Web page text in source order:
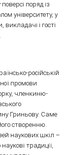
поряд із
університету, у
і гості
російській
промови
членкиню-
Гриньову. Саме
створенню.
наукових шкіл –
традиції,